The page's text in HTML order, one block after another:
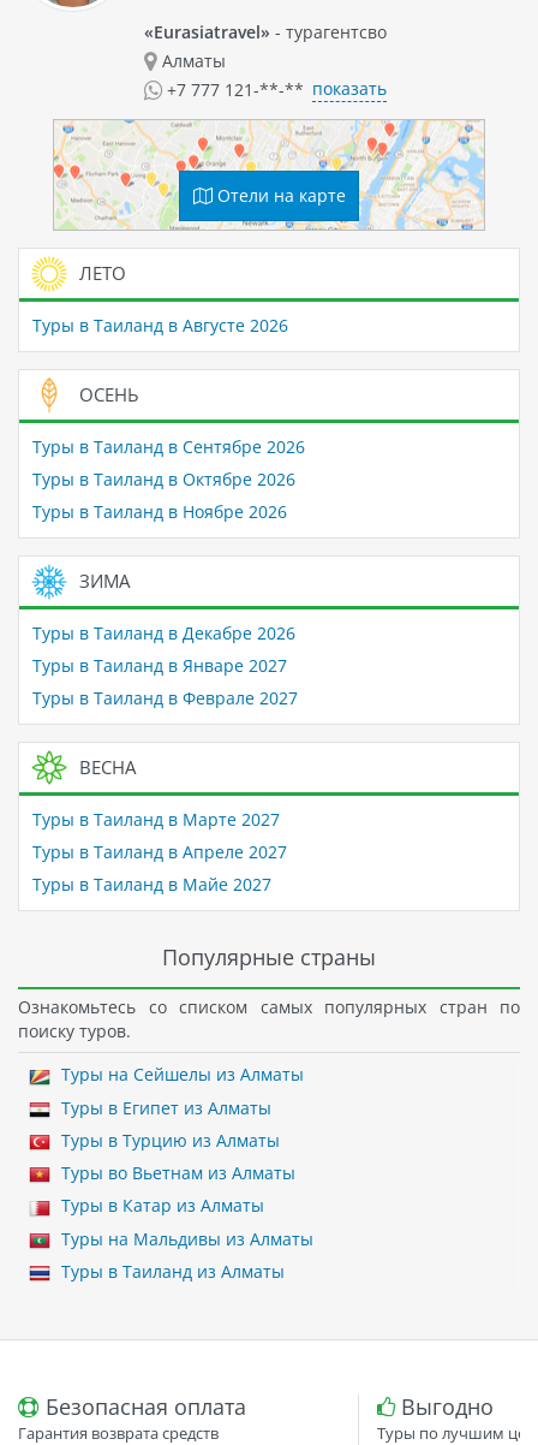
«Eurasiatravel» - турагентсво
Алматы
+7 777 121-**-** показать
Отели на карте
ЛЕТО
Туры в Таиланд в Августе 2026
ОСЕНЬ
Туры в Таиланд в Сентябре 2026
Туры в Таиланд в Октябре 2026
Туры в Таиланд в Ноябре 2026
ЗИМА
Туры в Таиланд в Декабре 2026
Туры в Таиланд в Январе 2027
Туры в Таиланд в Феврале 2027
ВЕСНА
Туры в Таиланд в Марте 2027
Туры в Таиланд в Апреле 2027
Туры в Таиланд в Майе 2027
Популярные страны
Ознакомьтесь со списком самых популярных стран по
поиску туров.
Туры на Сейшелы из Алматы
Туры в Египет из Алматы
Туры в Турцию из Алматы
Туры во Вьетнам из Алматы
Туры в Катар из Алматы
Туры на Мальдивы из Алматы
Туры в Таиланд из Алматы
Безопасная оплата
Гарантия возврата средств
Выгодно
Туры по лучшим